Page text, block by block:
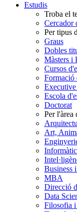
Estudis
Troba el
Cercador
Per tipus
Graus
Dobles
Màsters i
Cursos
Formació
Escola
Doctorat
Per l'àrea
Art,
Business
MBA
Direcció
Data
Filosofia